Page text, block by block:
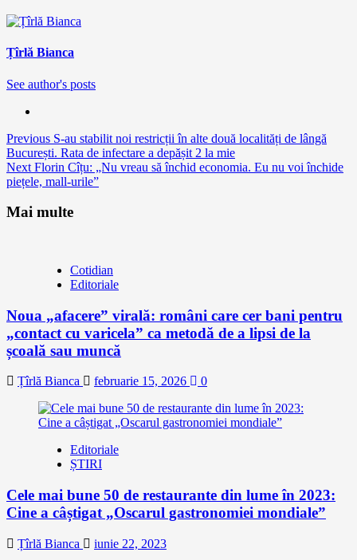
Țîrlă Bianca
See author's posts
Continue
Reading
Previous S-au stabilit noi restricții în alte două localități de lângă
București. Rata de infectare a depășit 2 la mie
Next Florin Cîțu: „Nu vreau să închid economia. Eu nu voi închide
piețele, mall-urile”
Mai multe
Cotidian
Editoriale
Noua „afacere” virală: români care cer bani pentru
„contact cu varicela” ca metodă de a lipsi de la
școală sau muncă
Țîrlă Bianca februarie 15, 2026 0
Editoriale
ȘTIRI
Cele mai bune 50 de restaurante din lume în 2023:
Cine a câștigat „Oscarul gastronomiei mondiale”
Țîrlă Bianca iunie 22, 2023